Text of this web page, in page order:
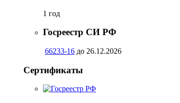
1 год
Госреестр СИ РФ
66233-16 до 26.12.2026
Сертификаты